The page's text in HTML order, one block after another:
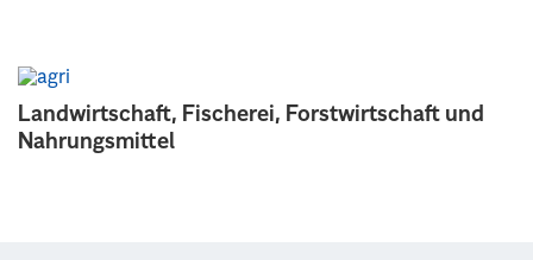
Landwirtschaft, Fischerei, Forstwirtschaft und
Nahrungsmittel